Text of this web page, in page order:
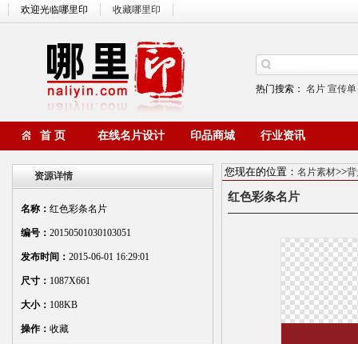
欢迎光临哪里印 收藏哪里印
热门搜索： 名片 宣传单
首 页 在线名片设计 印品商城 行业资讯
资源详情
名称： 红色彩条名片
编号： 20150501030103051
发布时间： 2015-06-01 16:29:01
尺寸： 1087X661
大小： 108KB
操作： 收藏
您现在的位置： 名片素材>>
红色彩条名片